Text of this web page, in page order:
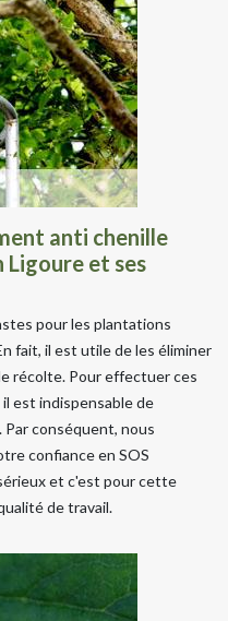
anti chenille
Ligoure et ses
pour les plantations
fait, il est utile de les éliminer
récolte. Pour effectuer ces
est indispensable de
conséquent, nous
confiance en SOS
et c'est pour cette
de travail.